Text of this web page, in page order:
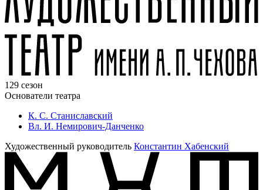
129 сезон
Основатели театра
К. С. Станиславский
Вл. И. Немирович-Данченко
Художественный руководитель Константин Хабенский